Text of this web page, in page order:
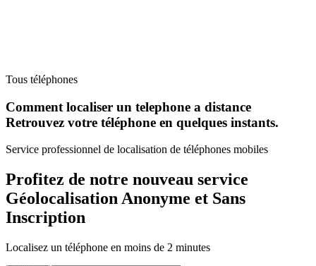
Tous téléphones
Comment localiser un telephone a distance
Retrouvez votre téléphone en quelques instants.
Service professionnel de localisation de téléphones mobiles
Profitez de notre nouveau service
Géolocalisation Anonyme et Sans
Inscription
Localisez un téléphone en moins de 2 minutes